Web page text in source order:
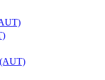
(AUT)